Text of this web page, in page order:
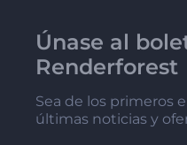
Únase al
Renderforest
Sea de los primeros
últimas noticias y